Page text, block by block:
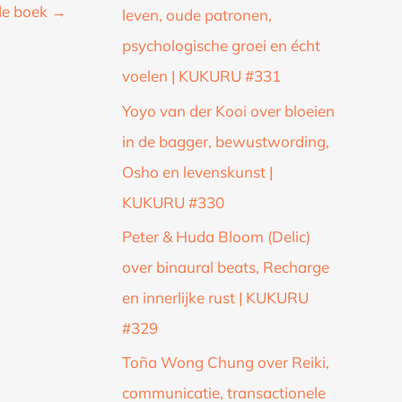
boek →
leven, oude patronen,
psychologische groei en écht
voelen | KUKURU #331
Yoyo van der Kooi over bloeien
in de bagger, bewustwording,
Osho en levenskunst |
KUKURU #330
Peter & Huda Bloom (Delic)
over binaural beats, Recharge
en innerlijke rust | KUKURU
#329
Toña Wong Chung over Reiki,
communicatie, transactionele